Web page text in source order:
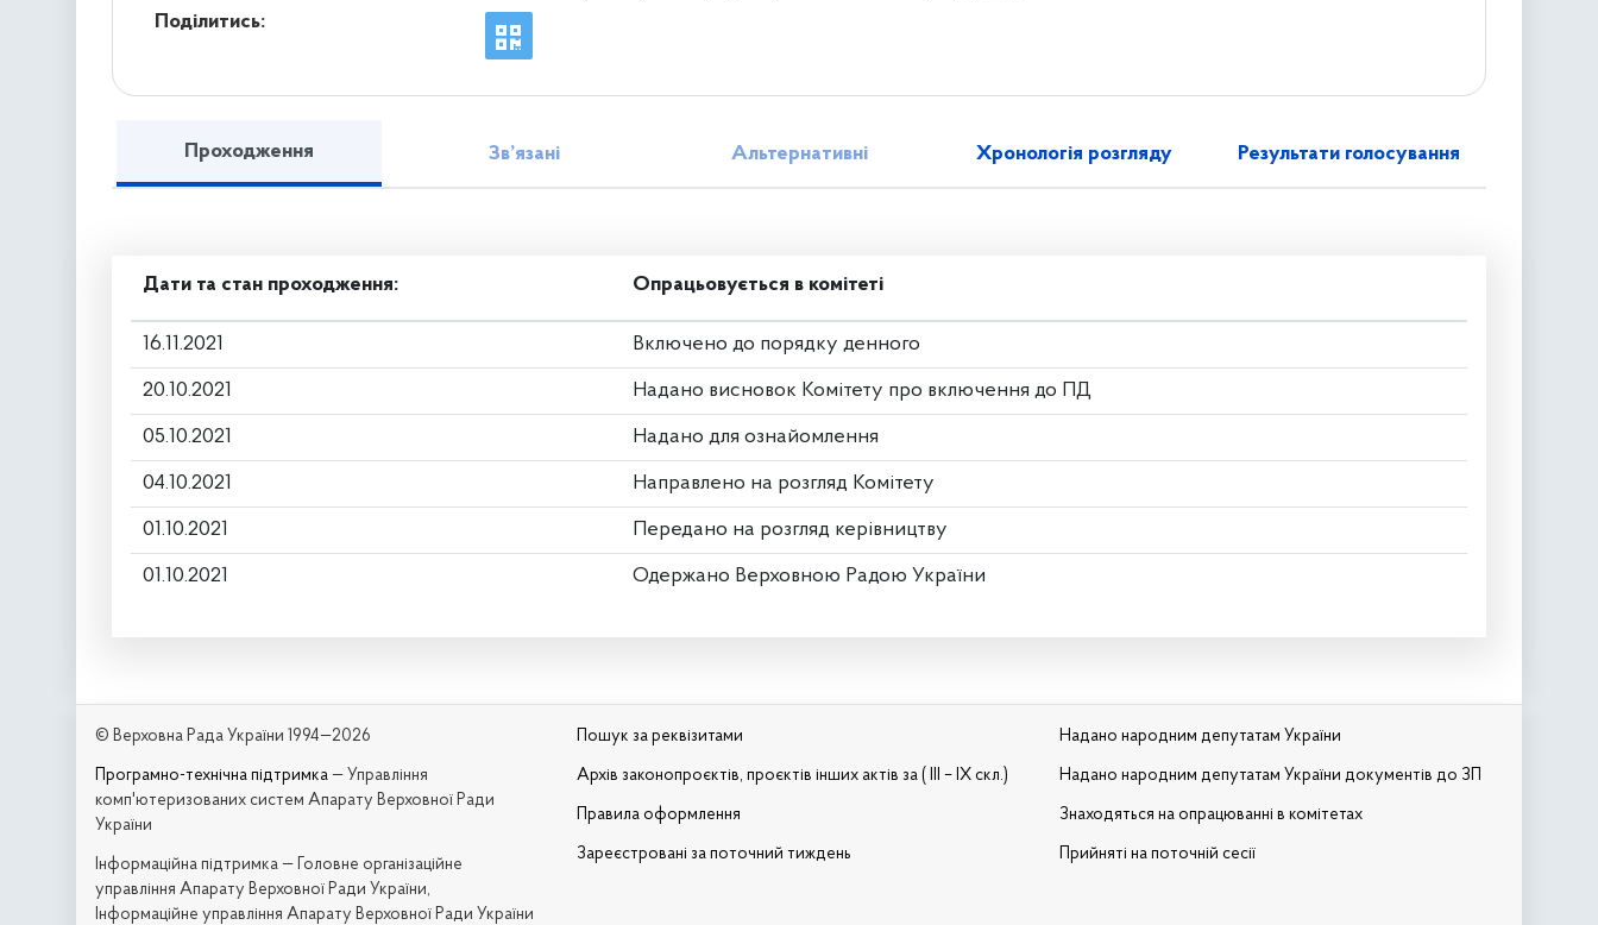
Поділитись:
Проходження Зв’язані Альтернативні Хронологія розгляду Результати голосування
Дати та стан проходження: Опрацьовується в комітеті
16.11.2021 Включено до порядку денного
20.10.2021 Надано висновок Комітету про включення до ПД
05.10.2021 Надано для ознайомлення
04.10.2021 Направлено на розгляд Комітету
01.10.2021 Передано на розгляд керівництву
01.10.2021 Одержано Верховною Радою України
© Верховна Рада України 1994—2026
Програмно-технічна підтримка — Управління
комп'ютеризованих систем Апарату Верховної Ради
України
Iнформаційна підтримка — Головне організаційне
управління Апарату Верховної Ради України,
Інформаційне управління Апарату Верховної Ради України
Пошук за реквізитами
Архів законопроєктів, проєктів інших актів за ( III – IX скл.)
Правила оформлення
Зареєстровані за поточний тиждень
Надано народним депутатам України
Надано народним депутатам України документів до ЗП
Знаходяться на опрацюванні в комітетах
Прийняті на поточній сесії